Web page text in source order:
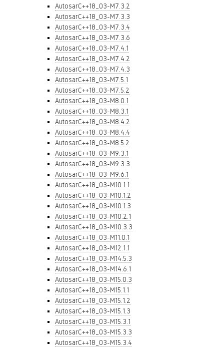
AutosarC++18_03-M7.3.2
AutosarC++18_03-M7.3.3
AutosarC++18_03-M7.3.4
AutosarC++18_03-M7.3.6
AutosarC++18_03-M7.4.1
AutosarC++18_03-M7.4.2
AutosarC++18_03-M7.4.3
AutosarC++18_03-M7.5.1
AutosarC++18_03-M7.5.2
AutosarC++18_03-M8.0.1
AutosarC++18_03-M8.3.1
AutosarC++18_03-M8.4.2
AutosarC++18_03-M8.4.4
AutosarC++18_03-M8.5.2
AutosarC++18_03-M9.3.1
AutosarC++18_03-M9.3.3
AutosarC++18_03-M9.6.1
AutosarC++18_03-M10.1.1
AutosarC++18_03-M10.1.2
AutosarC++18_03-M10.1.3
AutosarC++18_03-M10.2.1
AutosarC++18_03-M10.3.3
AutosarC++18_03-M11.0.1
AutosarC++18_03-M12.1.1
AutosarC++18_03-M14.5.3
AutosarC++18_03-M14.6.1
AutosarC++18_03-M15.0.3
AutosarC++18_03-M15.1.1
AutosarC++18_03-M15.1.2
AutosarC++18_03-M15.1.3
AutosarC++18_03-M15.3.1
AutosarC++18_03-M15.3.3
AutosarC++18_03-M15.3.4